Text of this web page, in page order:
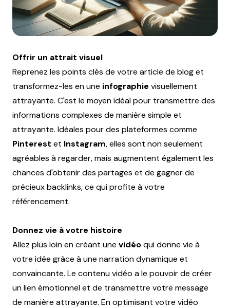
Offrir un attrait visuel
Reprenez les points clés de votre article de blog et
transformez-les en une infographie visuellement
attrayante. C'est le moyen idéal pour transmettre des
informations complexes de manière simple et
attrayante. Idéales pour des plateformes comme
Pinterest et Instagram, elles sont non seulement
agréables à regarder, mais augmentent également les
chances d'obtenir des partages et de gagner de
précieux backlinks, ce qui profite à votre
référencement.
Donnez vie à votre histoire
Allez plus loin en créant une vidéoqui donne vie à
votre idée grâce à une narration dynamique et
convaincante. Le contenu vidéo a le pouvoir de créer
un lien émotionnel et de transmettre votre message
de manière attrayante. En optimisant votre vidéo